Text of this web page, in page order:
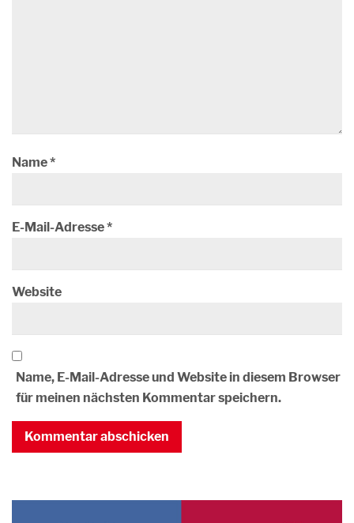
Name*
E-Mail-Adresse*
Website
Name, E-Mail-Adresse und Website in diesem Browser
für meinen nächsten Kommentar speichern.